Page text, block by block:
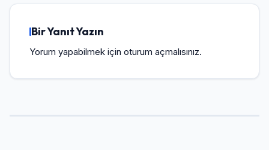
Bir Yanıt Yazın
Yorum yapabilmek için oturum açmalısınız.